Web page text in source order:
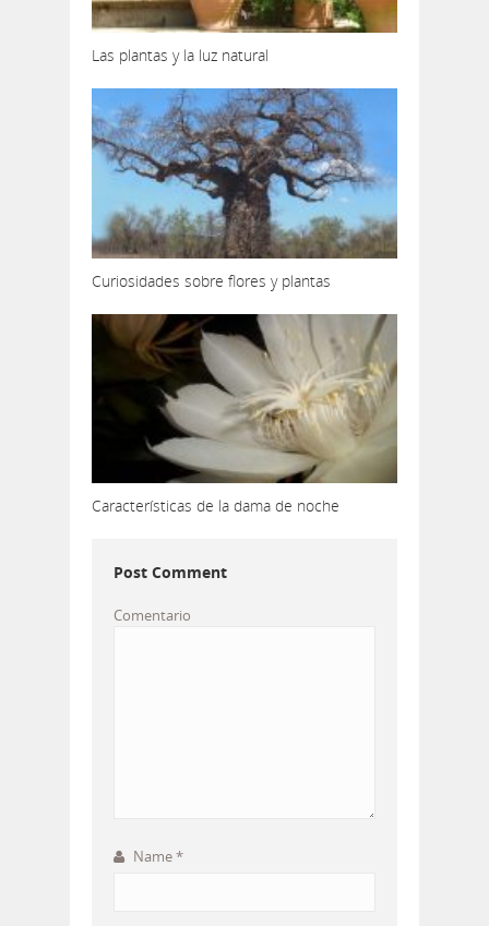
Las plantas y la luz natural
Curiosidades sobre flores y plantas
Características de la dama de noche
Post Comment
Comentario
Name*